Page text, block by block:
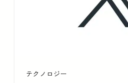
テクノロジー